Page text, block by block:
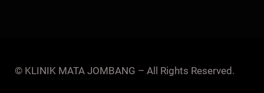
© KLINIK MATA JOMBANG – All Rights Reserved.